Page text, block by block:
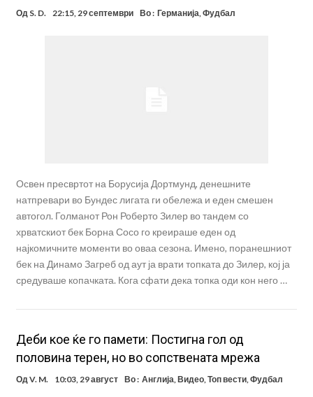
Од S. D. 22:15, 29 септември Во : Германија,Фудбал
Освен пресвртот на Борусија Дортмунд, денешните
натпревари во Бундес лигата ги обележа и еден смешен
автогол. Голманот Рон Роберто Зилер во тандем со
хрватскиот бек Борна Сосо го креираше еден од
најкомичните моменти во оваа сезона. Имено, поранешниот
бек на Динамо Загреб од аут ја врати топката до Зилер, кој ја
средуваше копачката. Кога сфати дека топка оди кон него …
Деби кое ќе го памети: Постигна гол од
половина терен, но во сопствената мрежа
ОдV. M. 10:03, 29 август Во : Англија,Видео,Топ вести,Фудбал